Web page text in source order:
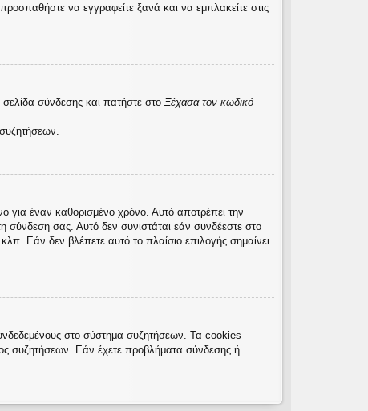
να εγγραφείτε ξανά και να εμπλακείτε στις
σύνδεσης και πατήστε στο Ξέχασα τον κωδικό
για έναν καθορισμένο χρόνο. Αυτό αποτρέπει την
σύνδεση σας. Αυτό δεν συνιστάται εάν συνδέεστε στο
Εάν δεν βλέπετε αυτό το πλαίσιο επιλογής σημαίνει
στο σύστημα συζητήσεων. Τα cookies
συζητήσεων. Εάν έχετε προβλήματα σύνδεσης ή